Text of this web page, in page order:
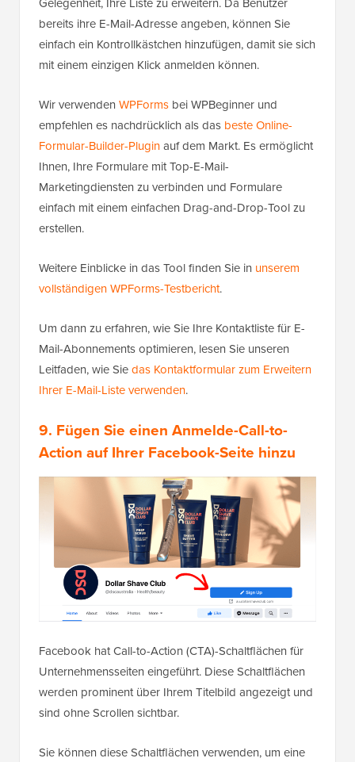
bereits ihre E-Mail-Adresse angeben, können Sie
einfach ein Kontrollkästchen hinzufügen, damit sie sich
mit einem einzigen Klick anmelden können.
Wir verwenden WPForms bei WPBeginner und
empfehlen es nachdrücklich als das beste Online-
Formular-Builder-Pluginauf dem Markt. Es ermöglicht
Ihnen, Ihre Formulare mit Top-E-Mail-
Marketingdiensten zu verbinden und Formulare
einfach mit einem einfachen Drag-and-Drop-Tool zu
erstellen.
Weitere Einblicke in das Tool finden Sie in unserem
vollständigen WPForms-Testbericht.
Um dann zu erfahren, wie Sie Ihre Kontaktliste für E-
Mail-Abonnements optimieren, lesen Sie unseren
Leitfaden, wie Siedas Kontaktformular zum Erweitern
Ihrer E-Mail-Liste verwenden.
9. Fügen Sie einen Anmelde-Call-to-
Action auf Ihrer Facebook-Seite hinzu
Facebook hat Call-to-Action (CTA)-Schaltflächen für
Unternehmensseiten eingeführt. Diese Schaltflächen
werden prominent über Ihrem Titelbild angezeigt und
sind ohne Scrollen sichtbar.
Sie können diese Schaltflächen verwenden, um eine